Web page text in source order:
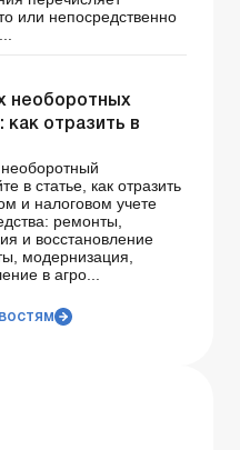
или непосредственно
необоротных
как отразить в
в статье, как отразить
и налоговом учете
ремонты,
и восстановление
модернизация,
в агро...